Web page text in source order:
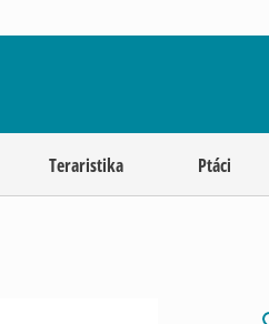
Teraristika Ptáci